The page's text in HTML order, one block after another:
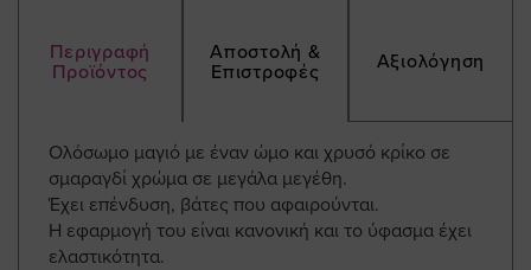
Περιγραφή
Προϊόντος
Αποστολή &
Επιστροφές
Αξιολόγηση
Ολόσωμο μαγιό με έναν ώμο και χρυσό κρίκο σε
σμαραγδί χρώμα σε μεγάλα μεγέθη.
Έχει επένδυση, βάτες που αφαιρούνται.
Η εφαρμογή του είναι κανονική και το ύφασμα έχει
ελαστικότητα.